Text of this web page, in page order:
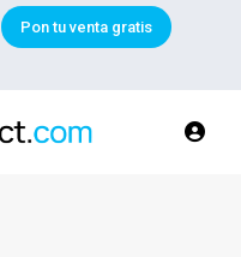
Pon tu venta gratis